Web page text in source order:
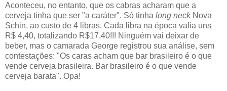
Aconteceu, no entanto, que os cabras acharam que a
cerveja tinha que ser "a caráter". Só tinha long neckNova
Schin, ao custo de 4 libras. Cada libra na época valia uns
R$ 4,40, totalizando R$17,40!!! Ninguém vai deixar de
beber, mas o camarada George registrou sua análise, sem
contestações: "Os caras acham que bar brasileiro é o que
vende cerveja brasileira. Bar brasileiro é o que vende
cerveja barata". Opa!